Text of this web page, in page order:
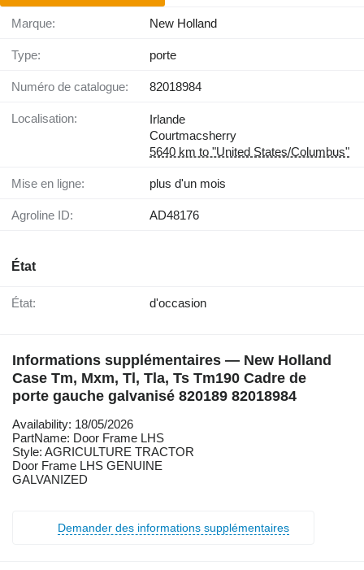
Marque: New Holland
Type: porte
Numéro de catalogue: 82018984
Localisation:
Irlande
Courtmacsherry
5640 km to "United States/Columbus"
Mise en ligne: plus d'un mois
Agroline ID: AD48176
État
État: d'occasion
Informations supplémentaires — New Holland
Case Tm, Mxm, Tl, Tla, Ts Tm190 Cadre de
porte gauche galvanisé 820189 82018984
Availability: 18/05/2026
PartName: Door Frame LHS
Style: AGRICULTURE TRACTOR
Door Frame LHS GENUINE
GALVANIZED
Demander des informations supplémentaires